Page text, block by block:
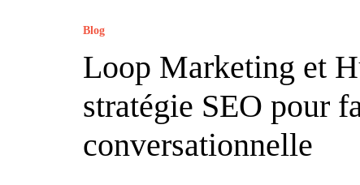
Blog
Loop Marketing et
stratégie SEO pour
conversationnelle